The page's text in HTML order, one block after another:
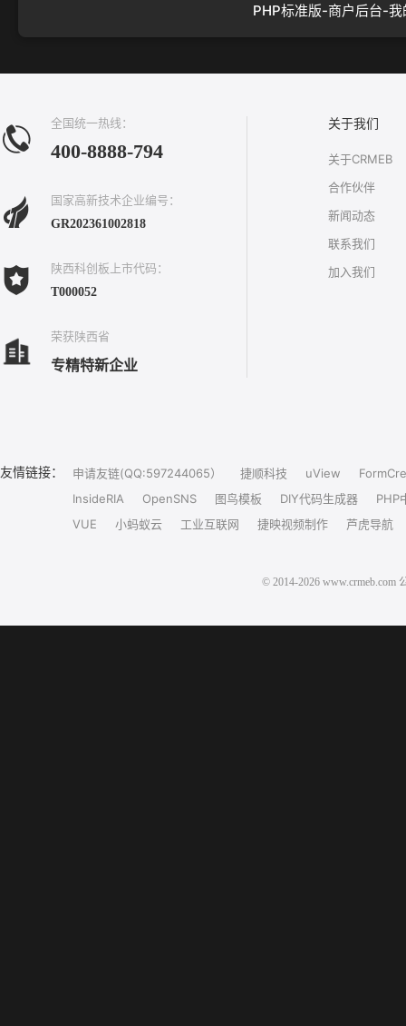
PHP标准版-商户后台-
全国统一热线：
400-8888-794
国家高新技术企业编号：
GR202361002818
陕西科创板上市代码：
T000052
荣获陕西省
专精特新企业
关于我们
关于CRMEB
合作伙伴
新闻动态
联系我们
加入我们
友情链接： 申请友链(QQ:597244065） 捷顺科技 uView
InsideRIA
OpenSNS 图鸟模板 DIY代码生成器
PHP
VUE
小蚂蚁云 工业互联网 捷映视频制作 芦虎导航
© 2014-2026